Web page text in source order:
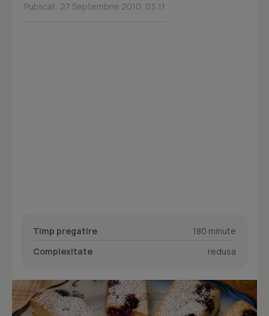
Publicat: 27 Septembrie 2010, 03:11
Timp pregatire
180 minute
Complexitate
redusa